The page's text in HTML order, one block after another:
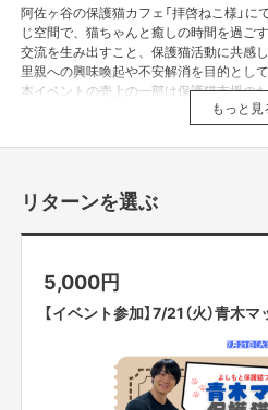
阿佐ヶ谷の保護猫カフェ「拝啓ねこ様」
じ空間で、猫ちゃんと癒しの時間を過ご
交流を生み出すこと、保護猫活動に共感
里親への興味喚起や不安解消を目的として
本イベントの売上の一部は保護猫支援の
もっと見
リターンを選ぶ
5,000円
【イベント参加】7/21（火）青木